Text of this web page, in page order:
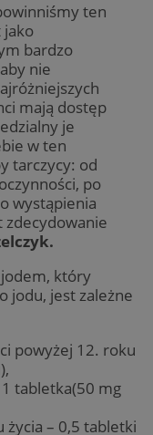
ten
jako
bardzo
nie
mają dostęp
je
w ten
tarczycy: od
po
wystąpienia
zdecydowanie
który
jodu, jest zależne
powyżej 12. roku
tabletka(50 mg
życia – 0,5 tabletki